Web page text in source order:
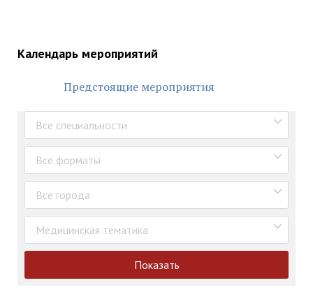
Календарь мероприятий
Предстоящие мероприятия
Все специальности
Все форматы
Все города
Медицинская тематика
Показать